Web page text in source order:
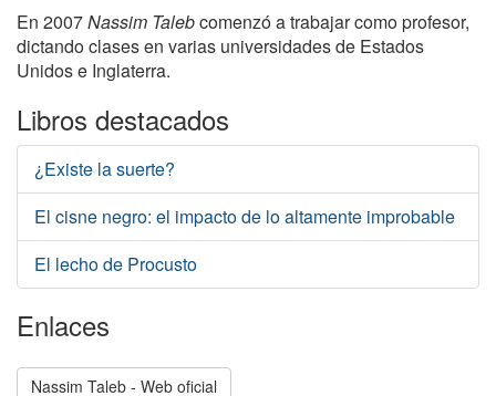
En 2007Nassim Talebcomenzó a trabajar como profesor,
dictando clases en varias universidades de Estados
Unidos e Inglaterra.
Libros destacados
¿Existe la suerte?
El cisne negro: el impacto de lo altamente improbable
El lecho de Procusto
Enlaces
Nassim Taleb - Web oficial